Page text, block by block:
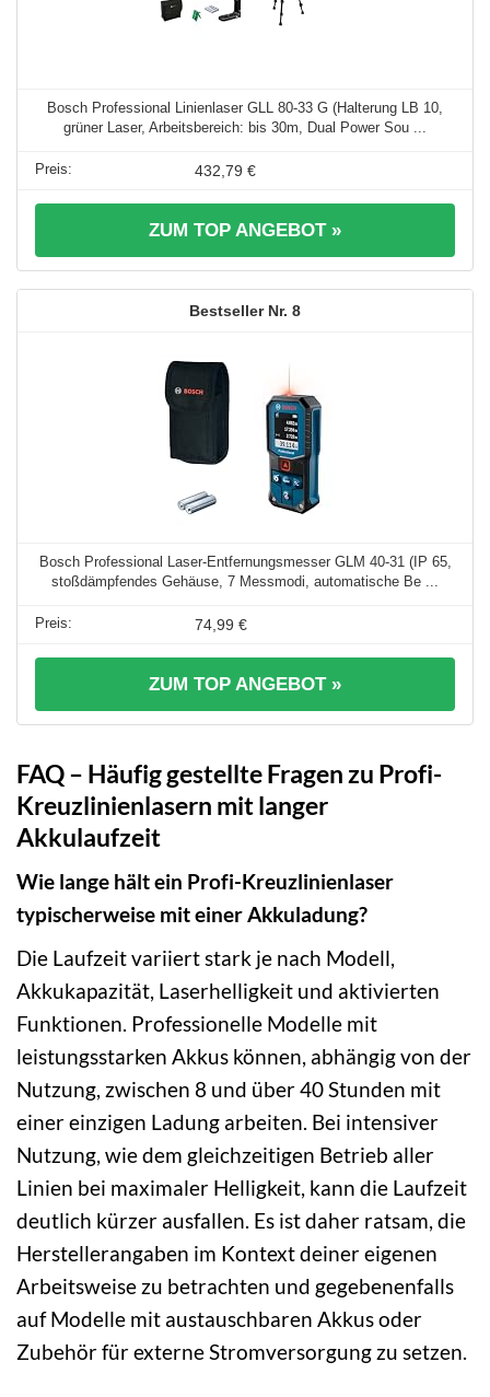
Bosch Professional Linienlaser GLL 80-33 G (Halterung LB 10,
grüner Laser, Arbeitsbereich: bis 30m, Dual Power Sou ...
432,79 €
ZUM TOP ANGEBOT »
8
Bosch Professional Laser-Entfernungsmesser GLM 40-31 (IP 65,
stoßdämpfendes Gehäuse, 7 Messmodi, automatische Be ...
74,99 €
ZUM TOP ANGEBOT »
FAQ – Häufig gestellte Fragen zu Profi-
Kreuzlinienlasern mit langer
Akkulaufzeit
Wie lange hält ein Profi-Kreuzlinienlaser
typischerweise mit einer Akkuladung?
Die Laufzeit variiert stark je nach Modell,
Akkukapazität, Laserhelligkeit und aktivierten
Funktionen. Professionelle Modelle mit
leistungsstarken Akkus können, abhängig von der
Nutzung, zwischen 8 und über 40 Stunden mit
einer einzigen Ladung arbeiten. Bei intensiver
Nutzung, wie dem gleichzeitigen Betrieb aller
Linien bei maximaler Helligkeit, kann die Laufzeit
deutlich kürzer ausfallen. Es ist daher ratsam, die
Herstellerangaben im Kontext deiner eigenen
Arbeitsweise zu betrachten und gegebenenfalls
auf Modelle mit austauschbaren Akkus oder
Zubehör für externe Stromversorgung zu setzen.